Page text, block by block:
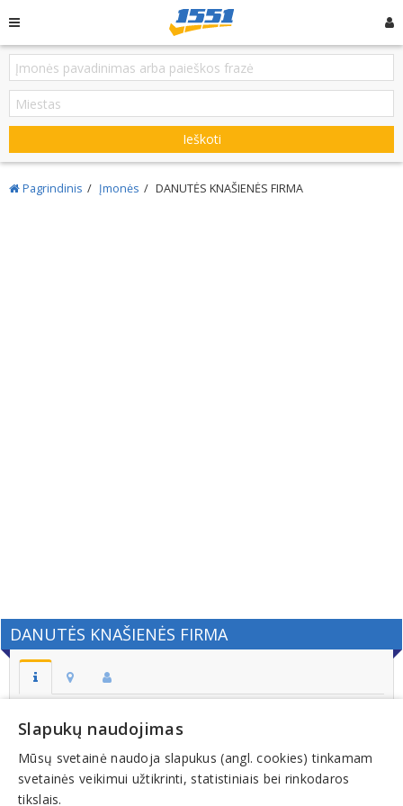
Ieškoti
Pagrindinis Įmonės DANUTĖS KNAŠIENĖS FIRMA
DANUTĖS KNAŠIENĖS FIRMA
Adresas:
KAUNAS
Kodas:
134793819
Slapukų naudojimas
Mūsų svetainė naudoja slapukus (angl. cookies) tinkamam
svetainės veikimui užtikrinti, statistiniais bei rinkodaros
tikslais.